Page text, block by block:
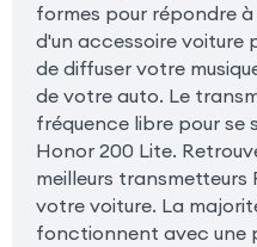
formes pour répondre à
d'un accessoire voiture
de diffuser votre
de votre auto. Le
fréquence libre pour
Honor 200 Lite.
meilleurs
votre voiture. La
fonctionnent avec une